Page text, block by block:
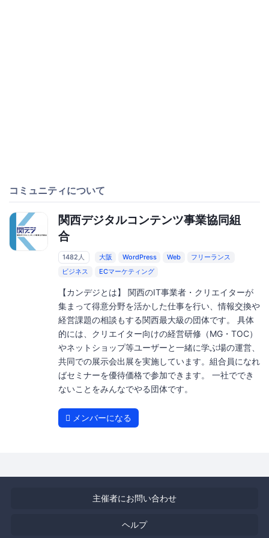
コミュニティについて
関西デジタルコンテンツ事業協同組
合
1482人 大阪 WordPress Web
フリーランス
ビジネス
ECマーケティング
【カンデジとは】 関西のIT事業者・クリエイターが
集まって得意分野を活かした仕事を行い、情報交換や
経営課題の相談もする関西最大級の団体です。 具体
的には、クリエイター向けの経営研修（MG・TOC）
やネットショップ等ユーザーと一緒に学ぶ場の運営、
共同での展示会出展を実施しています。組合員になれ
ばセミナーを優待価格で参加できます。 一社ででき
ないことをみんなでやる団体です。
メンバーになる
主催者にお問い合わせ
ヘルプ